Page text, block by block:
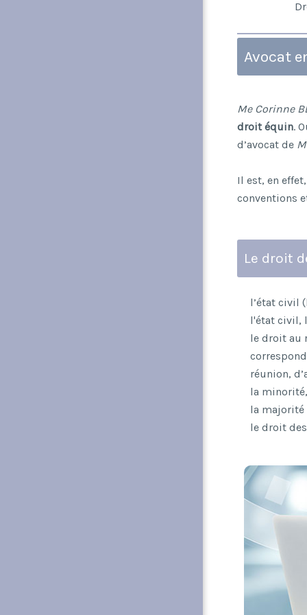
Avocat
Me Corinne
droit équin.
d’avocat de
Il est, en
conventions
Le droit
l’état civil
l'état civil,
le droit au
réunion,
la
la majorité
le droit